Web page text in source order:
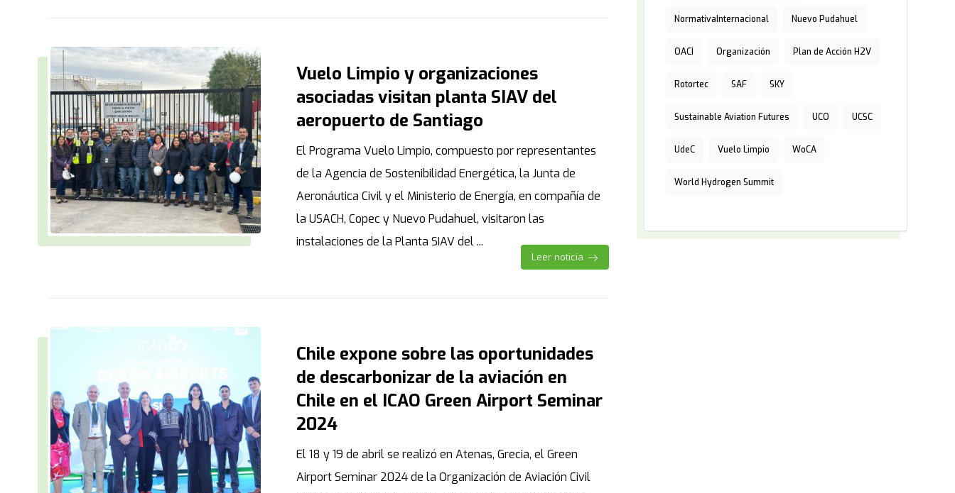
Vuelo Limpio y organizaciones
asociadas visitan planta SIAV del
aeropuerto de Santiago
El Programa Vuelo Limpio, compuesto por representantes
de la Agencia de Sostenibilidad Energética, la Junta de
Aeronáutica Civil y el Ministerio de Energía, en compañía de
la USACH, Copec y Nuevo Pudahuel, visitaron las
instalaciones de la Planta SIAV del ...
Leer noticia
Chile expone sobre las oportunidades
de descarbonizar de la aviación en
Chile en el ICAO Green Airport Seminar
2024
El 18 y 19 de abril se realizó en Atenas, Grecia, el Green
Airport Seminar 2024 de la Organización de Aviación Civil
NormativaInternacional Nuevo Pudahuel
OACI Organización Plan de Acción H2V
Rotortec SAF SKY
Sustainable Aviation Futures UCO UCSC
UdeC Vuelo Limpio WoCA
World Hydrogen Summit